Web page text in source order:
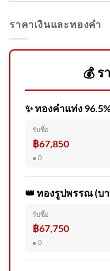
ราคาเงินและทองคำ
💰 ร
✨ ทองคำแท่ง
รับซื้อ
฿67,850
● 0
👑 ทองรูปพรรณ (บ
รับซื้อ
฿67,750
● 0